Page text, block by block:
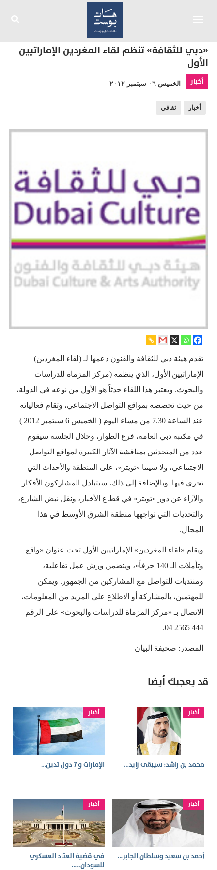
«دبي للثقافة» تنظم لقاء المغردين الإماراتيين
الأول
أخبار الخميس ٠٦ سبتمبر ٢٠١٢
أخبار ثقافي
تقدم هيئة دبي للثقافة والفنون دعمها لـ (لقاء المغردين)
الإماراتيين الأول، الذي ينظمه (مركز المزماة للدراسات
والبحوث. ويعتبر هذا اللقاء حدثاً هو الأول من نوعه في الدولة،
من حيث تخصصه بمواقع التواصل الاجتماعي، وتقام فعالياته
عند الساعة 7.30 من مساء اليوم ( الخميس 6 سبتمبر 2012 )
في مكتبة دبي العامة، فرع الطوار، وخلال الجلسة سيقوم
عدد من المتحدثين بمناقشة الآثار الكبيرة لمواقع التواصل
الاجتماعي، ولا سيما «تويتر»، على المنطقة والأحداث التي
تجري فيها. وبالإضافة إلى ذلك، سيتبادل المشاركون الأفكار
والآراء عن دور «تويتر» في قطاع الأخبار، ونقل نبض الشارع،
والتحديات التي تواجهها منطقة الشرق الأوسط في هذا
المجال.
ويقام «لقاء المغردين» الإماراتيين الأول تحت عنوان «واقع
وتأملات الـ 140 حرفاً»، ويتضمن ورش عمل تفاعلية،
ومنتديات للتواصل مع المشاركين من الجمهور. ويمكن
للمهتمين، بالمشاركة أو الاطلاع على المزيد من المعلومات،
الاتصال بـ «مركز المزماة للدراسات والبحوث» على الرقم
444 2565 04.
المصدر: صحيفة البيان
قد يعجبك أيضا
أخبار
محمد بن راشد: سيبقى زايد…
أخبار
الإمارات و 7 دول تدين…
أخبار
أحمد بن سعيد وسلطان الجابر…
أخبار
في قضية العتاد العسكري
للسودان..…